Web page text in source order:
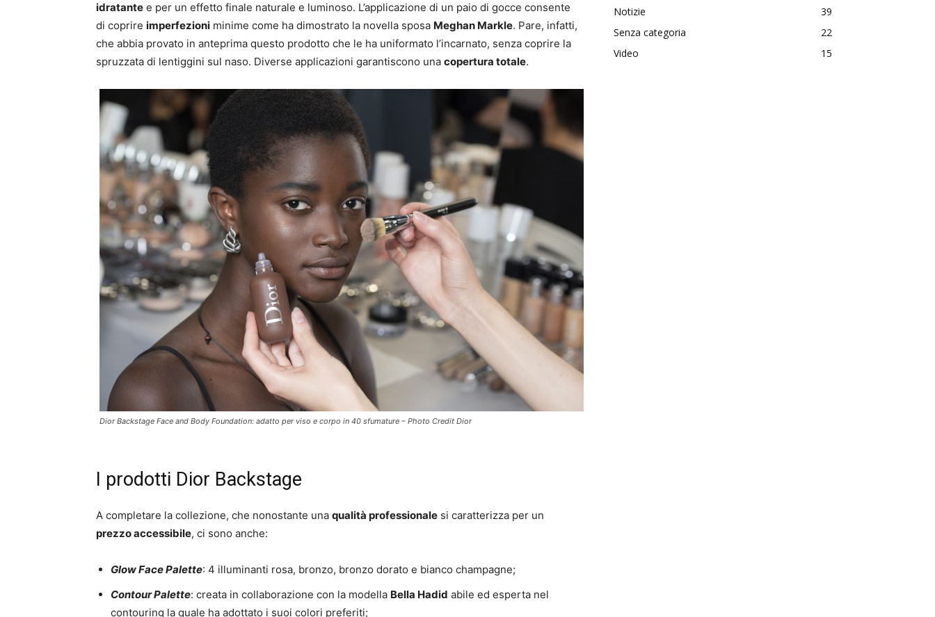
idratante e per un effetto finale naturale e luminoso. L’applicazione di un paio di gocce consente
di coprire imperfezioni minime come ha dimostrato la novella sposa Meghan Markle. Pare, infatti,
che abbia provato in anteprima questo prodotto che le ha uniformato l’incarnato, senza coprire la
spruzzata di lentiggini sul naso. Diverse applicazioni garantiscono una copertura totale.
Dior Backstage Face and Body Foundation: adatto per viso e corpo in 40 sfumature – Photo Credit Dior
I prodotti Dior Backstage
A completare la collezione, che nonostante una qualità professionale si caratterizza per un
prezzo accessibile, ci sono anche:
Glow Face Palette: 4 illuminanti rosa, bronzo, bronzo dorato e bianco champagne;
Contour Palette: creata in collaborazione con la modella Bella Hadid abile ed esperta nel
contouring la quale ha adottato i suoi colori preferiti;
Notizie
39
Senza categoria
22
Video
15